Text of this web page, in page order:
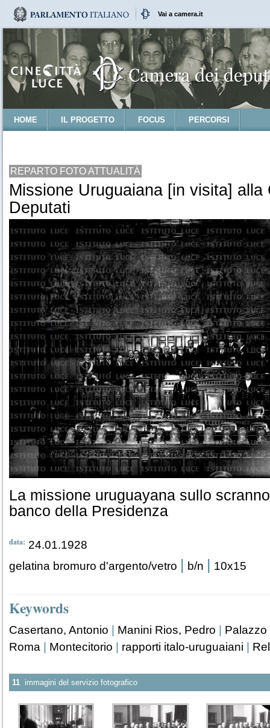
Vai a camera.it
HOME IL PROGETTO FOCUS PERCORSI
REPARTO FOTO ATTUALITÀ
Missione Uruguaiana [in visita] alla
Deputati
La missione uruguayana sullo
banco della Presidenza
data: 24.01.1928
gelatina bromuro d'argento/vetro | b/n | 10x15
Keywords
Casertano, Antonio | Manini Rios, Pedro | Palazzo
Roma | Montecitorio | rapporti italo-uruguaiani |
11 immagini del servizio fotografico